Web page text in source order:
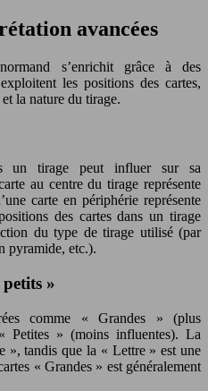
avancées
s’enrichit grâce à des
les positions des cartes,
la nature du tirage.
un tirage peut influer sur sa
au centre du tirage représente
carte en périphérie représente
des cartes dans un tirage
du type de tirage utilisé (par
pyramide, etc.).
»
comme « Grandes » (plus
Petites » (moins influentes). La
», tandis que la « Lettre » est une
« Grandes » est généralement